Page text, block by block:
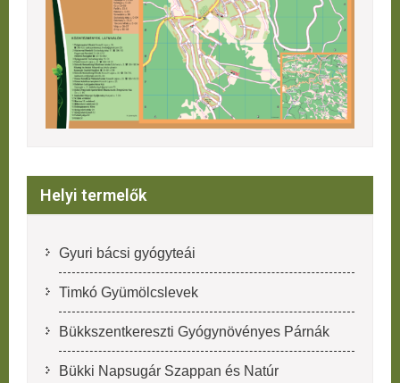
Helyi termelők
Gyuri bácsi gyógyteái
Timkó Gyümölcslevek
Bükkszentkereszti Gyógynövényes Párnák
Bükki Napsugár Szappan és Natúr